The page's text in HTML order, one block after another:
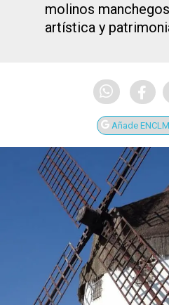
molinos
artística y
Añade